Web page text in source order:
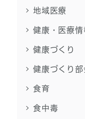
地域医療
健康・医療情
健康づくり
健康づくり部
食育
食中毒